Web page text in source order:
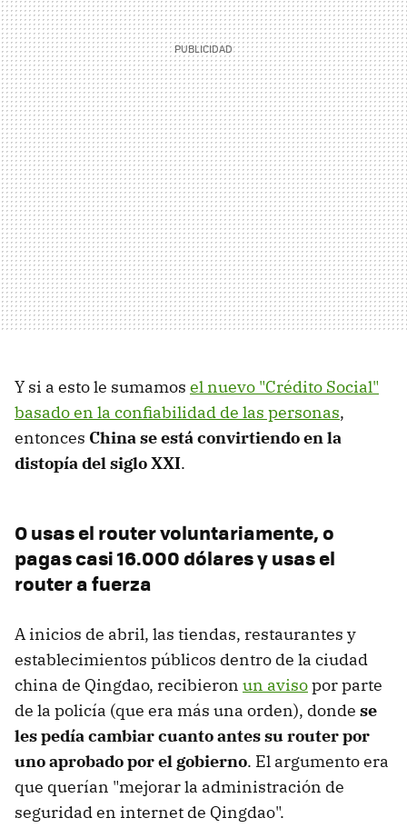
Y si a esto le sumamos el nuevo "Crédito Social"
basado en la confiabilidad de las personas,
entonces China se está convirtiendo en la
distopía del siglo XXI.
O usas el router voluntariamente, o
pagas casi 16.000 dólares y usas el
router a fuerza
A inicios de abril, las tiendas, restaurantes y
establecimientos públicos dentro de la ciudad
china de Qingdao, recibieron un avisopor parte
de la policía (que era más una orden), donde se
les pedía cambiar cuanto antes su router por
uno aprobado por el gobierno. El argumento era
que querían "mejorar la administración de
seguridad en internet de Qingdao".